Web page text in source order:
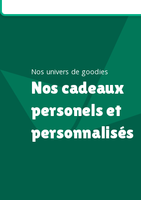
Nos univers de goodies
Nos cadeaux
personels et
personnalisés